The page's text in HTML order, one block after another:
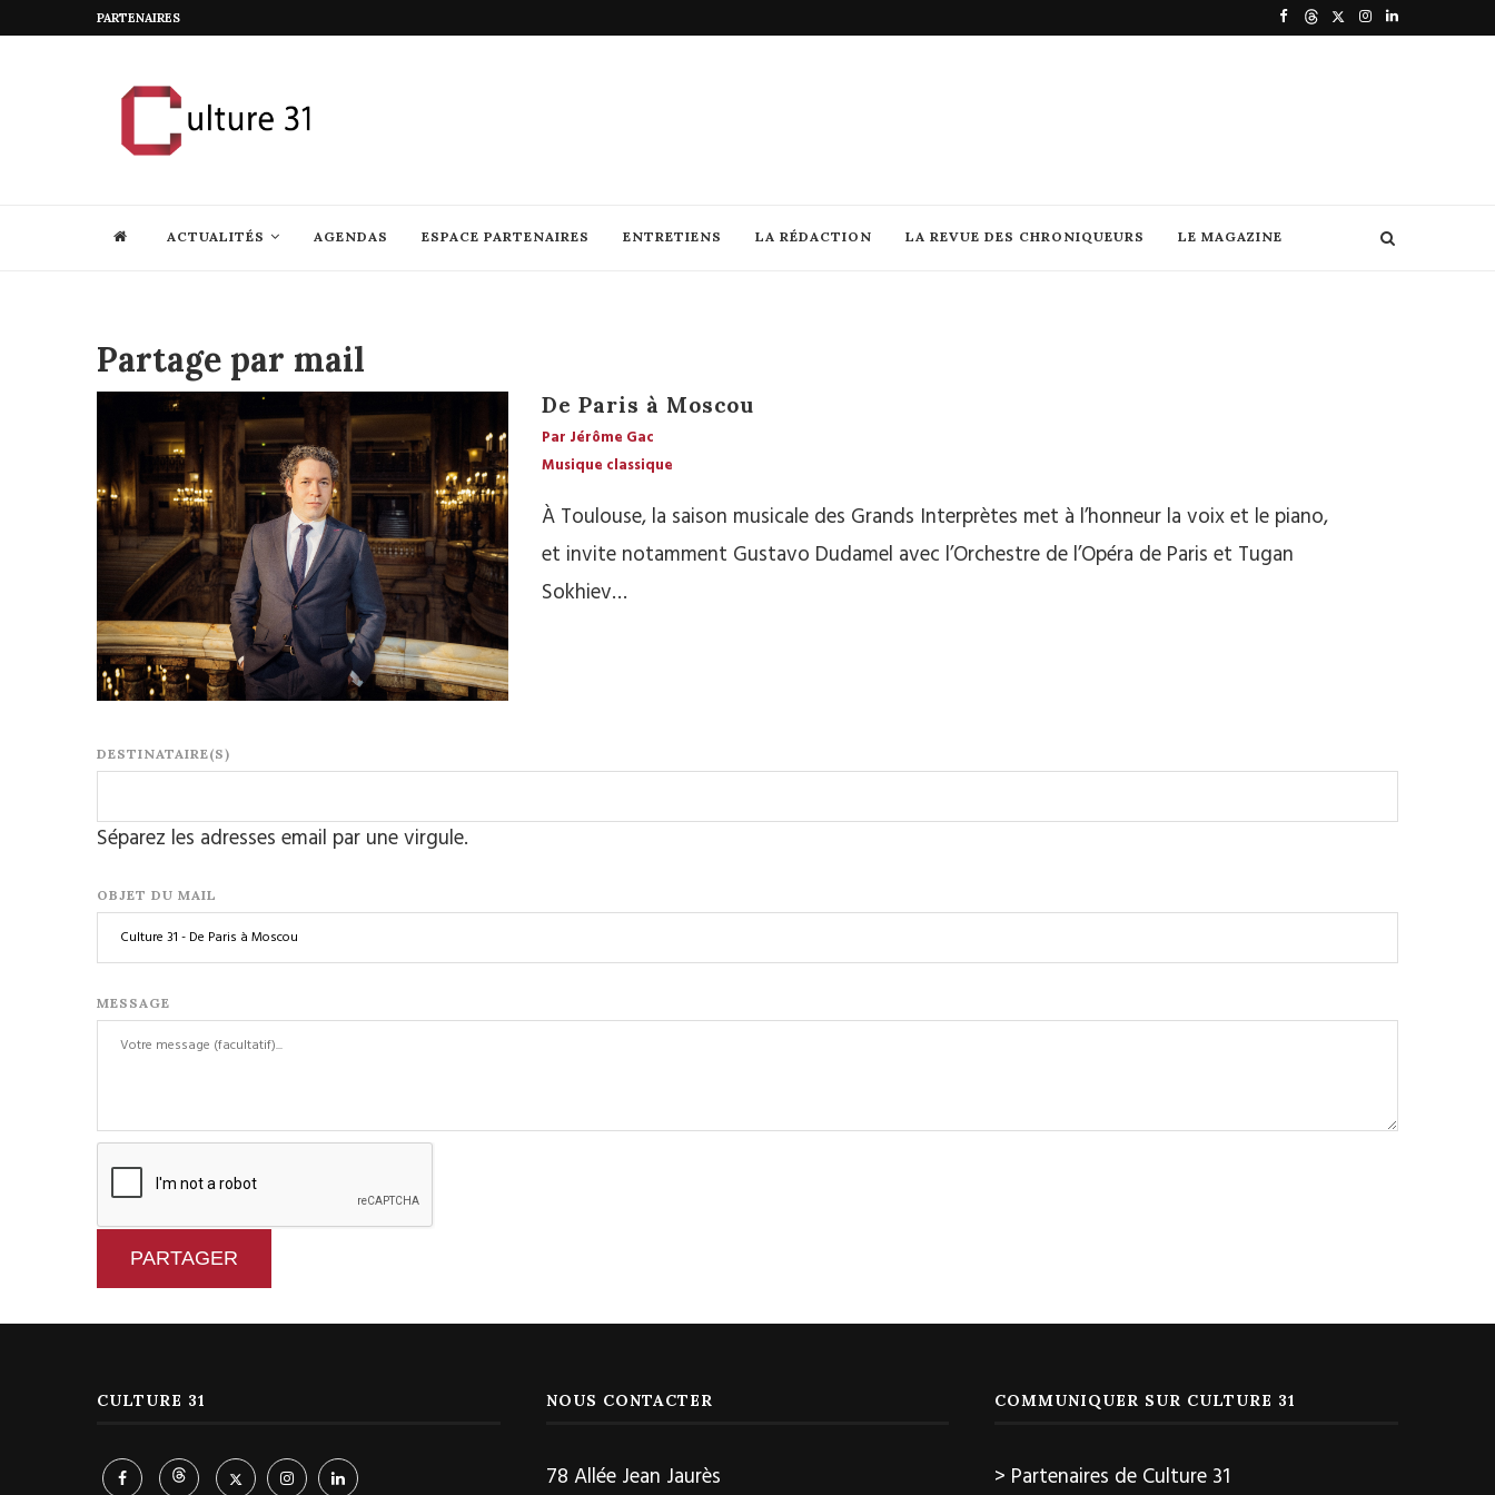
PARTENAIRES
ACTUALITÉS AGENDAS ESPACE PARTENAIRES ENTRETIENS LA RÉDACTION LA REVUE DES CHRONIQUEURS LE MAGAZINE
Partage par mail
De Paris à Moscou
Par Jérôme Gac
Musique classique
À Toulouse, la saison musicale des Grands Interprètes met à l’honneur la voix et le piano,
et invite notamment Gustavo Dudamel avec l’Orchestre de l’Opéra de Paris et Tugan
Sokhiev…
DESTINATAIRE(S)
Séparez les adresses email par une virgule.
OBJET DU MAIL
MESSAGE
PARTAGER
CULTURE 31 NOUS CONTACTER
78 Allée Jean Jaurès
COMMUNIQUER SUR CULTURE 31
> Partenaires de Culture 31